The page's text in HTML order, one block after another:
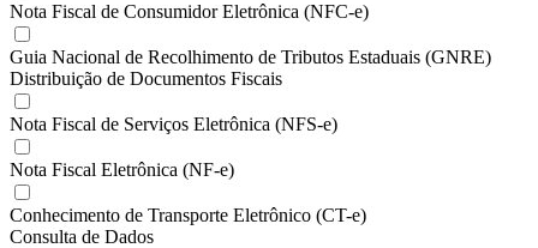
Nota Fiscal de Consumidor Eletrônica (NFC-e)
Guia Nacional de Recolhimento de Tributos Estaduais (GNRE)
Distribuição de Documentos Fiscais
Nota Fiscal de Serviços Eletrônica (NFS-e)
Nota Fiscal Eletrônica (NF-e)
Conhecimento de Transporte Eletrônico (CT-e)
Consulta de Dados